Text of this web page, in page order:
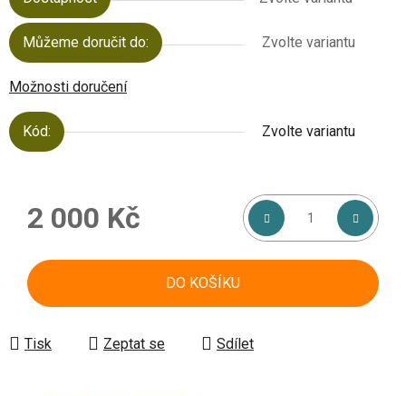
Můžeme doručit do: Zvolte variantu
Možnosti doručení
Kód: Zvolte variantu
2 000 Kč
DO KOŠÍKU
Tisk Zeptat se Sdílet